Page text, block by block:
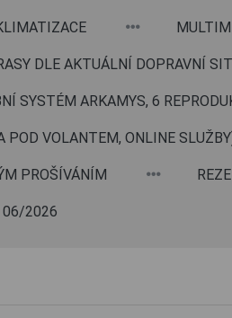
DLE AKTUÁLNÍ DOPRAVNÍ
SYSTÉM ARKAMYS, 6
POD VOLANTEM, ONLINE
PROŠÍVÁNÍM
06/2026